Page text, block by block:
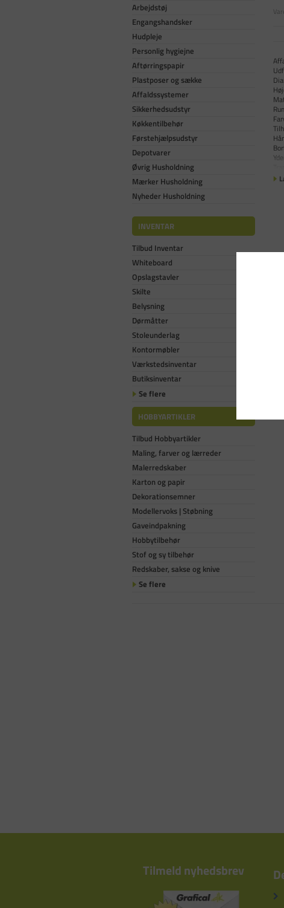
Arbejdstøj
Engangshandsker
Hudpleje
Personlig hygiejne
Aftørringspapir
Plastposer og sække
Affaldssystemer
Sikkerhedsudstyr
Køkkentilbehør
Førstehjælpsudstyr
Depotvarer
Øvrig Husholdning
Mærker Husholdning
Nyheder Husholdning
INVENTAR
Tilbud Inventar
Whiteboard
Opslagstavler
Skilte
Belysning
Dørmåtter
Stoleunderlag
Kontormøbler
Værkstedsinventar
Butiksinventar
Se flere
HOBBYARTIKLER
Tilbud Hobbyartikler
Maling, farver og lærreder
Malerredskaber
Karton og papir
Dekorationsemner
Modellervoks | Støbning
Gaveindpakning
Hobbytilbehør
Stof og sy tilbehør
Redskaber, sakse og knive
Se flere
Tilmeld nyhedsbrev